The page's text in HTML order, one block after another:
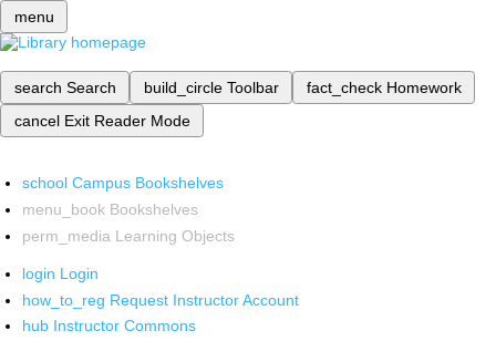
menu
search Search build_circle Toolbar fact_check Homework
cancel Exit Reader Mode
school Campus Bookshelves
menu_book Bookshelves
perm_media Learning Objects
login Login
how_to_reg Request Instructor Account
hub Instructor Commons